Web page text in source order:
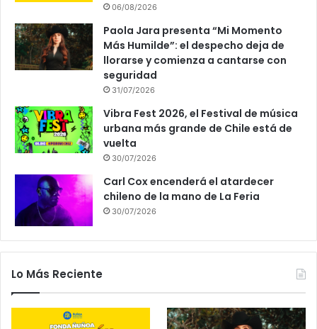
06/08/2026
Paola Jara presenta “Mi Momento
Más Humilde”: el despecho deja de
llorarse y comienza a cantarse con
seguridad
31/07/2026
Vibra Fest 2026, el Festival de música
urbana más grande de Chile está de
vuelta
30/07/2026
Carl Cox encenderá el atardecer
chileno de la mano de La Feria
30/07/2026
Lo Más Reciente